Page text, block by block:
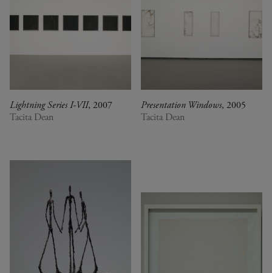
Lightning Series I-VII, 2007
Tacita Dean
Presentation Windows, 2005
Tacita Dean